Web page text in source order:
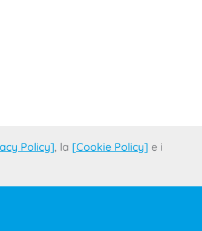
Policy], la [Cookie Policy] e i